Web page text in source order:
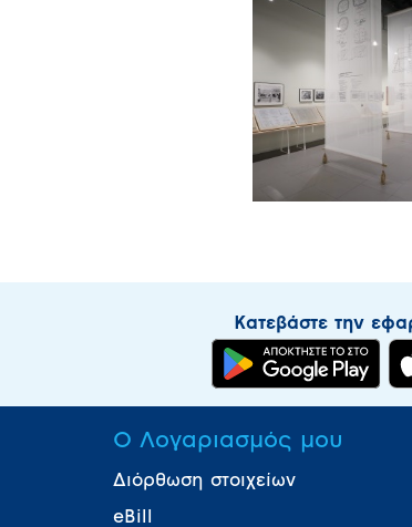
Κατεβάστε την
Ο Λογαριασμός μου
Διόρθωση στοιχείων
eBill